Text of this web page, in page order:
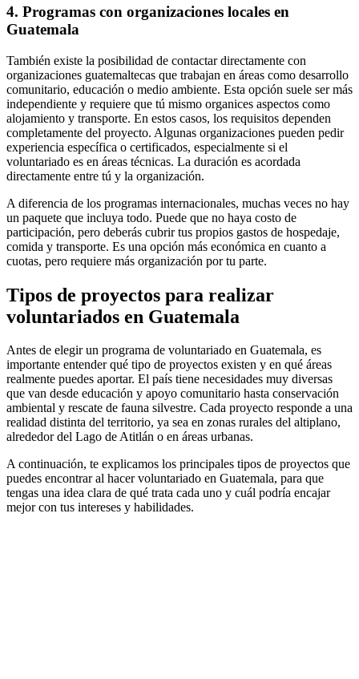
4. Programas con organizaciones locales en
Guatemala
También existe la posibilidad de contactar directamente con
organizaciones guatemaltecas que trabajan en áreas como desarrollo
comunitario, educación o medio ambiente. Esta opción suele ser más
independiente y requiere que tú mismo organices aspectos como
alojamiento y transporte. En estos casos, los requisitos dependen
completamente del proyecto. Algunas organizaciones pueden pedir
experiencia específica o certificados, especialmente si el
voluntariado es en áreas técnicas. La duración es acordada
directamente entre tú y la organización.
A diferencia de los programas internacionales, muchas veces no hay
un paquete que incluya todo. Puede que no haya costo de
participación, pero deberás cubrir tus propios gastos de hospedaje,
comida y transporte. Es una opción más económica en cuanto a
cuotas, pero requiere más organización por tu parte.
Tipos de proyectos para realizar
voluntariados en Guatemala
Antes de elegir un programa de voluntariado en Guatemala, es
importante entender qué tipo de proyectos existen y en qué áreas
realmente puedes aportar. El país tiene necesidades muy diversas
que van desde educación y apoyo comunitario hasta conservación
ambiental y rescate de fauna silvestre. Cada proyecto responde a una
realidad distinta del territorio, ya sea en zonas rurales del altiplano,
alrededor del Lago de Atitlán o en áreas urbanas.
A continuación, te explicamos los principales tipos de proyectos que
puedes encontrar al hacer voluntariado en Guatemala, para que
tengas una idea clara de qué trata cada uno y cuál podría encajar
mejor con tus intereses y habilidades.